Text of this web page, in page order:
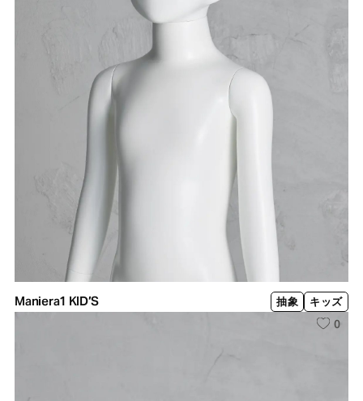
Maniera1 KID’S 抽象 キッズ
0